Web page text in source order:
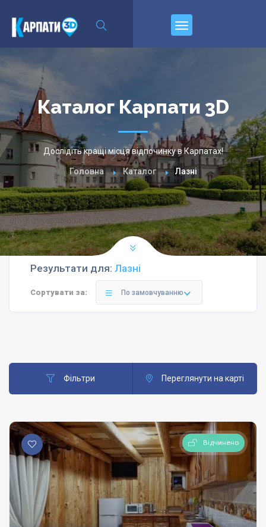
Каталог Карпати 3D
Дослідіть кращі місця відпочинку в Карпатах!
Головна Каталог Лазні
Результати для: Лазні
Сортувати за: По замовчуванню
Фільтри Переглянути на карті
Відчинено